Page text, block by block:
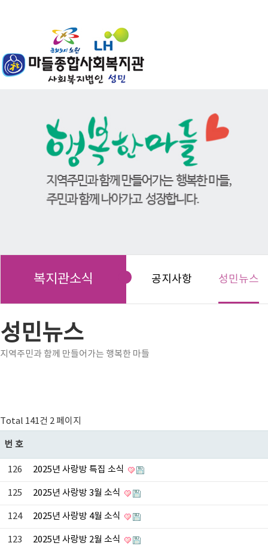
복지관소식 공지사항 성민뉴스
성민뉴스
지역주민과 함께 만들어가는 행복한 마들
Total 141건 2 페이지
번호
126 2025년 사랑방 특집 소식
125 2025년 사랑방 3월 소식
124 2025년 사랑방 4월 소식
123 2025년 사랑방 2월 소식